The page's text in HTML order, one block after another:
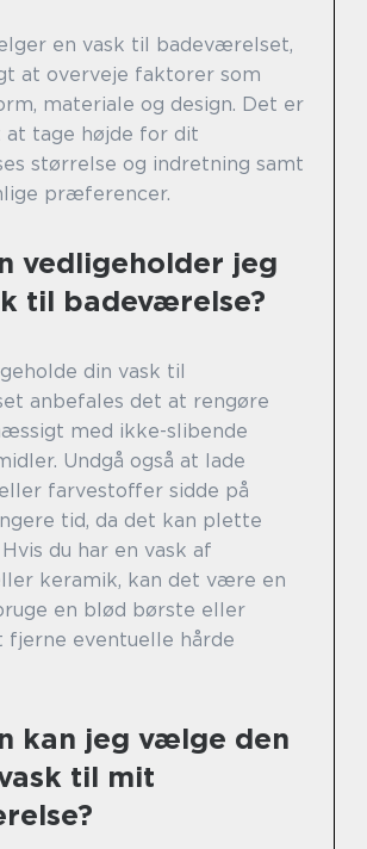
en vask til badeværelset,
at overveje faktorer som
materiale og design. Det er
at tage højde for dit
størrelse og indretning samt
præferencer.
vedligeholder jeg
til badeværelse?
din vask til
anbefales det at rengøre
med ikke-slibende
Undgå også at lade
farvestoffer sidde på
tid, da det kan plette
du har en vask af
keramik, kan det være en
en blød børste eller
fjerne eventuelle hårde
kan jeg vælge den
til mit